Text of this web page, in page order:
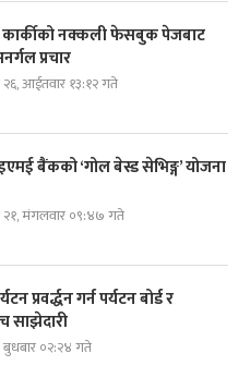
कार्कीको नक्कली फेसबुक पेजबाट
प्रचार
आईतवार १३:१२ गते
बैंकको ‘गोल बेस्ड सेभिङ्ग’ योजना
२१, मंगलवार ०९:४७ गते
प्रवर्द्धन गर्न पर्यटन बोर्ड र
साझेदारी
बुधबार ०२:२४ गते